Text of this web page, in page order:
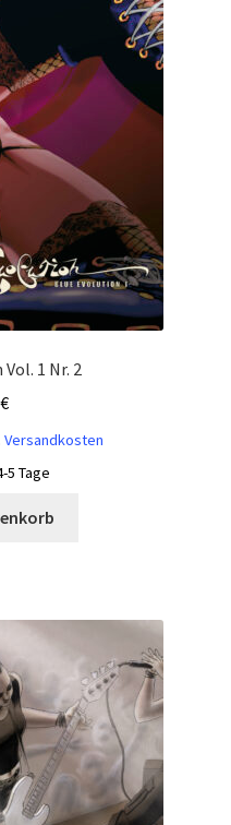
1 Nr. 2
€
Versandkosten
5 Tage